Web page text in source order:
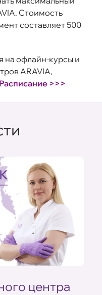
Стоимость
составляет 500
на офлайн-курсы и
ARAVIA,
Расписание >>>
центра